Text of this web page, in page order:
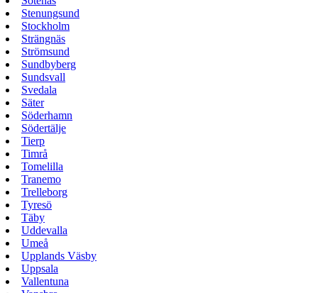
Stenungsund
Stockholm
Strängnäs
Strömsund
Sundbyberg
Sundsvall
Svedala
Säter
Söderhamn
Södertälje
Tierp
Timrå
Tomelilla
Tranemo
Trelleborg
Tyresö
Täby
Uddevalla
Umeå
Upplands Väsby
Uppsala
Vallentuna